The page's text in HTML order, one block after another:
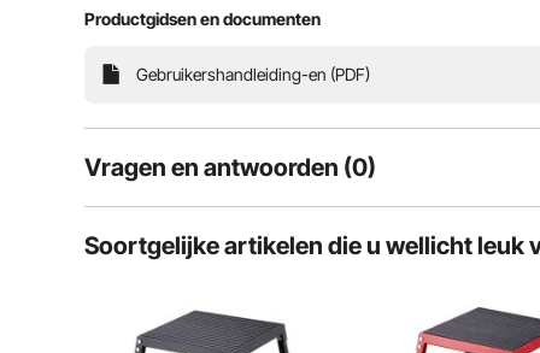
Posities
Productgidsen en documenten
Gebruikershandleiding-en (PDF)
Vragen en antwoorden (0)
Is het product duurzaam? ...
Stel de eerste vraag
Soortgelijke artikelen die u wellicht leuk